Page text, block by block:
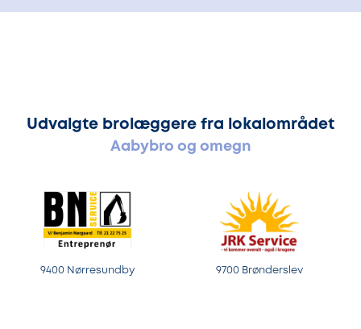
Udvalgte brolæggere fra lokalområdet
Aabybro og omegn
9400 Nørresundby 9700 Brønderslev